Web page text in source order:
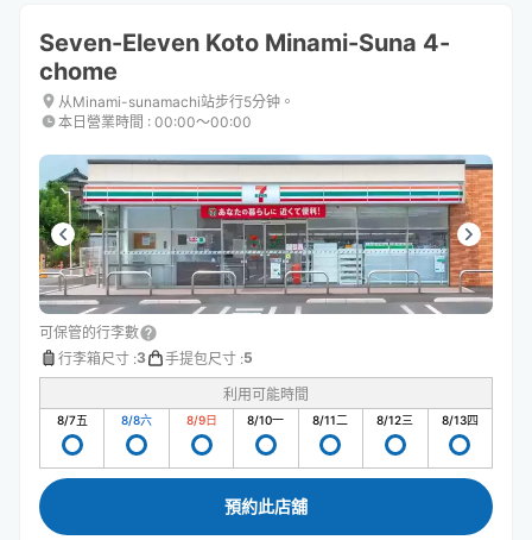
Seven-Eleven Koto Minami-Suna 4-
chome
从Minami-sunamachi站步行5分钟。
本日營業時間 : 00:00〜00:00
可保管的行李數
行李箱尺寸 :3 手提包尺寸 :5
利用可能時間
8/7五 8/8六 8/9日 8/10一 8/11二 8/12三 8/13四
預約此店舖